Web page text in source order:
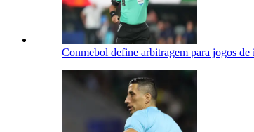
Conmebol define arbitragem para jogos